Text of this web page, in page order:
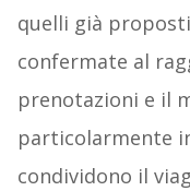
quelli già
confermate al
prenotazioni e il
particolarmente
condividono il